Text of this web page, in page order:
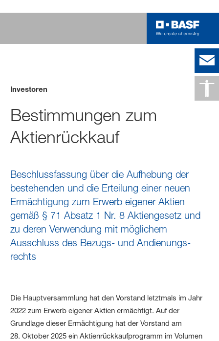
Investoren
Bestimmungen zum
Aktienrückkauf
Beschlussfassung über die Aufhebung der
bestehenden und die Erteilung einer neuen
Ermächtigung zum Erwerb eigener Aktien
gemäß § 71 Absatz 1 Nr. 8 Aktiengesetz und
zu deren Verwendung mit möglichem
Ausschluss des Bezugs- und Andienungs­
rechts
Die Hauptversammlung hat den Vorstand letztmals im Jahr
2022 zum Erwerb eigener Aktien ermächtigt. Auf der
Grundlage dieser Ermächtigung hat der Vorstand am
28. Oktober 2025 ein Aktien­rückkauf­programm im Volumen